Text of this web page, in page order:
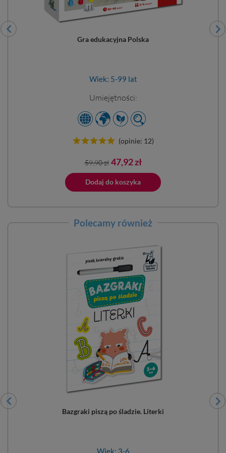
Gra edukacyjna Polska
Wiek: 5-99 lat
Umiejętności:
(opinie: 12)
Cena
podstawowa
59,90 zł Cena
47,92 zł
Dodaj do koszyka
Polecamy również
Bazgraki piszą po śladzie. Literki
Wiek: 3-6